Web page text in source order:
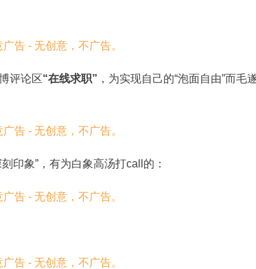
评论区“在线求职” ，为实现自己的“泡面自由”而毛
印象”，有为白象高汤打call的：